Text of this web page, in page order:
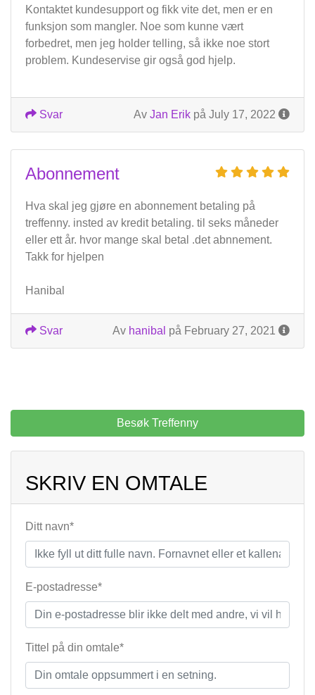
Kontaktet kundesupport og fikk vite det, men er en
funksjon som mangler. Noe som kunne vært
forbedret, men jeg holder telling, så ikke noe stort
problem. Kundeservise gir også god hjelp.
Av Jan Erik på July 17, 2022
Svar
Abonnement
Hva skal jeg gjøre en abonnement betaling på
treffenny. insted av kredit betaling. til seks måneder
eller ett år. hvor mange skal betal .det abnnement.
Takk for hjelpen
Hanibal
Av hanibal på February 27, 2021
Svar
Besøk Treffenny
SKRIV EN OMTALE
Ditt navn*
E-postadresse*
Tittel på din omtale*